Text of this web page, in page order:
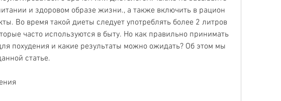
и здоровом образе жизни., а также включить в рацион
Во время такой диеты следует употреблять более 2 литров
часто используются в быту. Но как правильно принимать
похудения и какие результаты можно ожидать? Об этом мы
статье.